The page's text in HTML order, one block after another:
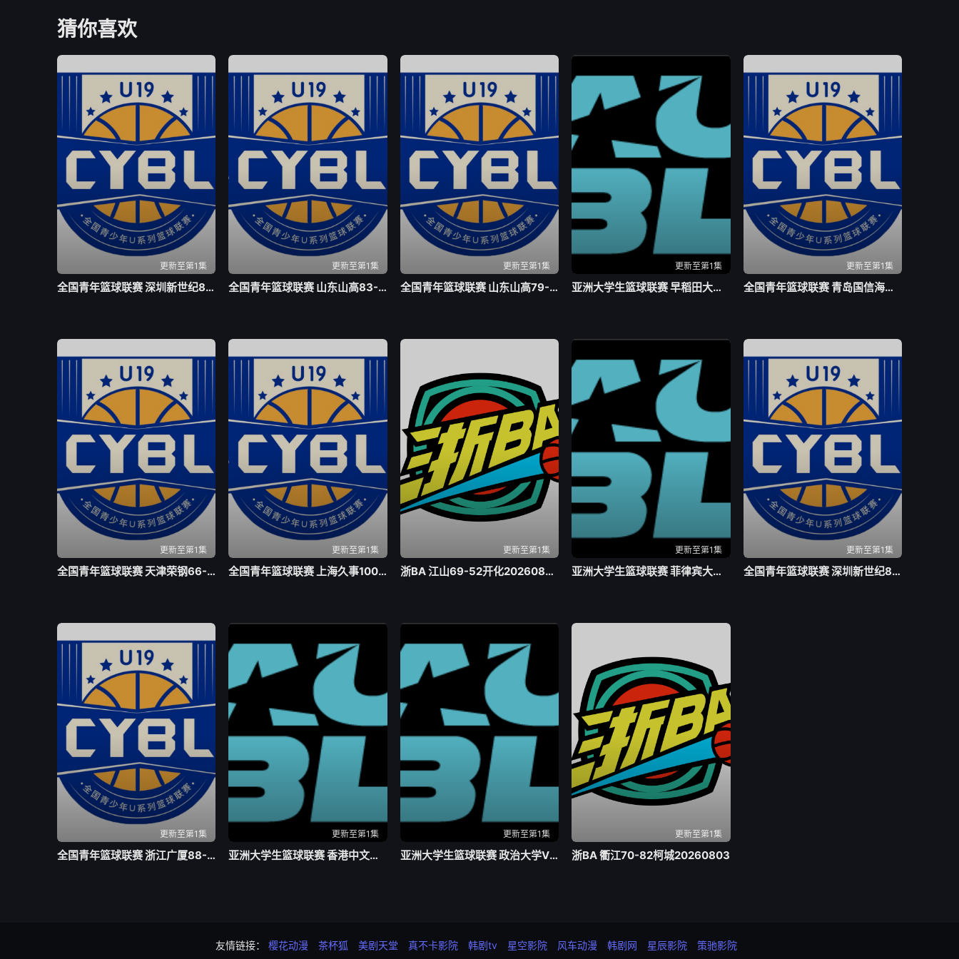
猜你喜欢
更新至第1集
全国青年篮球联赛 深圳新世纪83-72北京首钢20260804
更新至第1集
全国青年篮球联赛 山东山高83-70龙狮青年20260804
更新至第1集
全国青年篮球联赛 山东山高79-59新疆广汇20260803
更新至第1集
亚洲大学生篮球联赛 早稻田大学VS清华大学20260804
更新至第1集
全国青年篮球联赛 青岛国信海天92-71山西汾酒20260803
更新至第1集
全国青年篮球联赛 天津荣钢66-79吉林东北虎20260804
更新至第1集
全国青年篮球联赛 上海久事100-74浙江稠州银行20260803
更新至第1集
浙BA 江山69-52开化20260803
更新至第1集
亚洲大学生篮球联赛 菲律宾大学VS高丽大学20260804
更新至第1集
全国青年篮球联赛 深圳新世纪85-63天津荣钢20260803
更新至第1集
全国青年篮球联赛 浙江广厦88-64福建浔兴20260803
更新至第1集
亚洲大学生篮球联赛 香港中文大学VS延世大学20260803
更新至第1集
亚洲大学生篮球联赛 政治大学VS上海交通大学20260803
更新至第1集
浙BA 衢江70-82柯城20260803
友情链接： 樱花动漫 茶杯狐 美剧天堂 真不卡影院 韩剧tv 星空影院 风车动漫 韩剧网 星辰影院 策驰影院